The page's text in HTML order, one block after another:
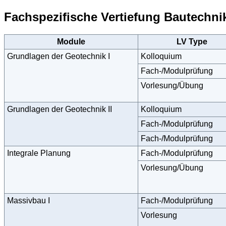
Fachspezifische Vertiefung
Module
LV Type
Grundlagen der Geotechnik I
Kolloquium
Fach-/Modulprüfung
Vorlesung/Übung
Grundlagen der Geotechnik II
Kolloquium
Fach-/Modulprüfung
Fach-/Modulprüfung
Integrale Planung
Fach-/Modulprüfung
Vorlesung/Übung
Massivbau I
Fach-/Modulprüfung
Vorlesung